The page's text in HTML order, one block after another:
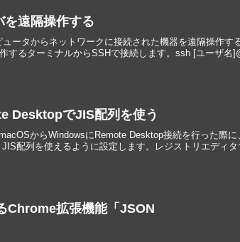
遠隔操作する
ータからネットワークに接続された機器を遠隔操作す
するターミナルからSSHで接続します。ssh [ユーザ名
DesktopでJIS配列を使う
からWindowsにRemote Desktop接続を行った際に
配列を使えるように設定します。レジストリエディタ
Chrome拡張機能「JSON